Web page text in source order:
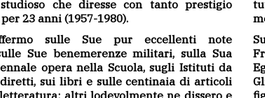
che diresse con tanto prestigio
23 anni (1957-1980).
sulle Sue pur eccellenti note
Sue benemerenze militari, sulla Sua
opera nella Scuola, sugli Istituti da
sui libri e sulle centinaia di articoli
altri lodevolmente ne dissero e